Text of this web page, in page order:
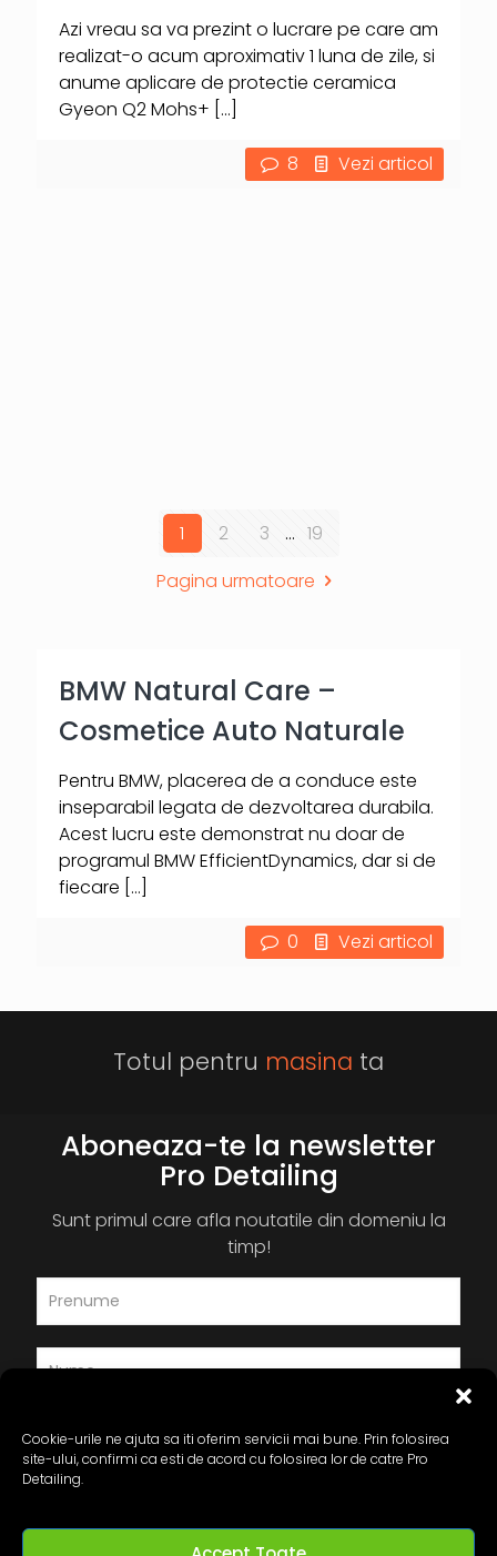
Cookie-urile ne ajuta sa iti oferim servicii mai bune. Prin folosirea
site-ului, confirmi ca esti de acord cu folosirea lor de catre Pro
Detailing.
Azi vreau sa va prezint o lucrare pe care am
realizat-o acum aproximativ 1 luna de zile, si
anume aplicare de protectie ceramica
Gyeon Q2 Mohs+ […]
8 Vezi articol
1 2 3 ... 19
Pagina urmatoare
BMW Natural Care –
Cosmetice Auto Naturale
Pentru BMW, placerea de a conduce este
inseparabil legata de dezvoltarea durabila.
Acest lucru este demonstrat nu doar de
programul BMW EfficientDynamics, dar si de
fiecare […]
0 Vezi articol
Totul pentru masina ta
Aboneaza-te la newsletter
Pro Detailing
Sunt primul care afla noutatile din domeniu la
timp!